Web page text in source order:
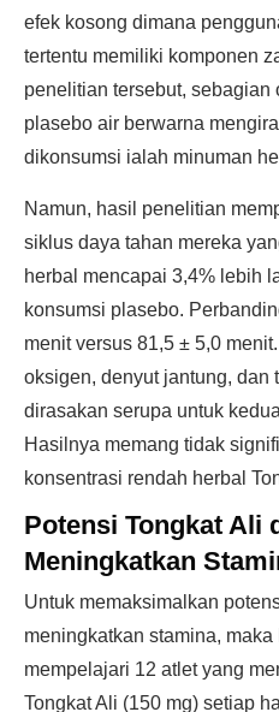
efek kosong dimana
tertentu memiliki komponen
penelitian tersebut, sebagian
plasebo air berwarna
dikonsumsi ialah minuman
Namun, hasil penelitian
siklus daya tahan mereka
herbal mencapai 3,4% lebih
konsumsi plasebo.
menit versus 81,5 ± 5,0
oksigen, denyut jantung, dan
dirasakan serupa untuk
Hasilnya memang tidak
konsentrasi rendah herbal
Potensi Tongkat Ali
Meningkatkan
Untuk memaksimalkan
meningkatkan stamina,
mempelajari 12 atlet yang
Tongkat Ali (150 mg) setiap